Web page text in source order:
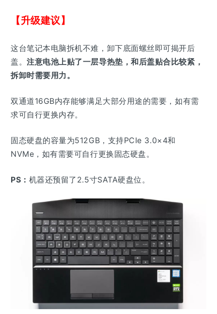
【升级建议】
这台笔记本电脑拆机不难，卸下底面螺丝即可揭开后
盖。注意电池上贴了一层导热垫，和后盖贴合比较紧，
拆卸时需要用力。
双通道16GB内存能够满足大部分用途的需要，如有需
求可自行更换内存。
固态硬盘的容量为512GB，支持PCIe 3.0×4和
NVMe，如有需要可自行更换固态硬盘。
PS： 机器还预留了2.5寸SATA硬盘位。